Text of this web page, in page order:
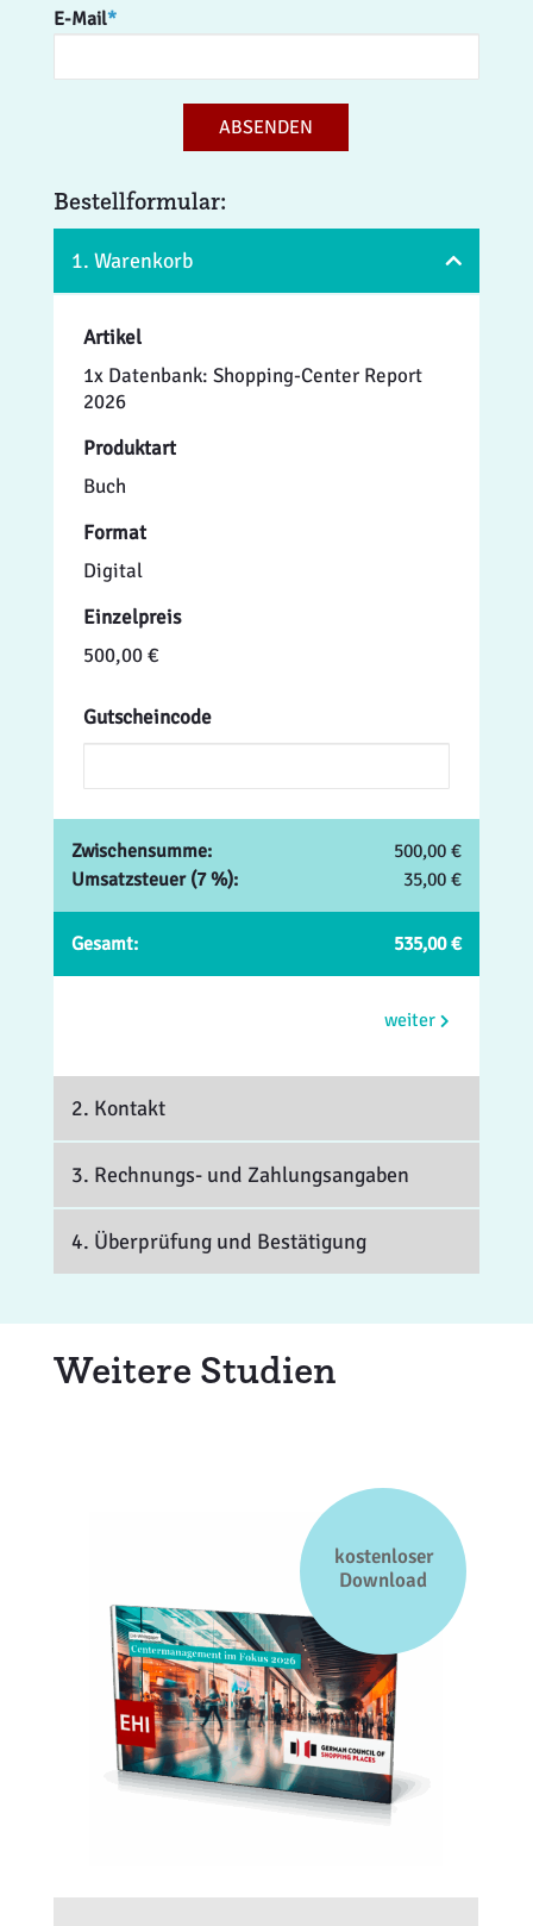
E-Mail*
ABSENDEN
Bestellformular:
1. Warenkorb
Artikel
1x Datenbank: Shopping-Center Report
2026
Produktart
Buch
Format
Digital
Einzelpreis
500,00 €
Gutscheincode
Zwischensumme:
500,00 €
Umsatzsteuer (7 %):
35,00 €
Gesamt: 535,00 €
weiter
2. Kontakt
3. Rechnungs- und Zahlungsangaben
4. Überprüfung und Bestätigung
Weitere Studien
kostenloser
Download